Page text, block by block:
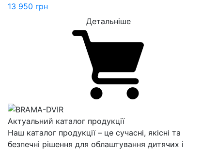
13 950 грн
Детальніше
Актуальний каталог продукції
Наш каталог продукції – це сучасні, якісні та
безпечні рішення для облаштування дитячих і